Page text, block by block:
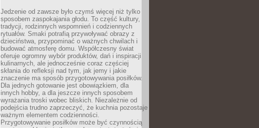
Jedzenie od zawsze było czymś więcej niż tylko
sposobem zaspokajania głodu. To część kultury,
tradycji, rodzinnych wspomnień i codziennych
rytuałów. Smaki potrafią przywoływać obrazy z
dzieciństwa, przypominać o ważnych chwilach i
budować atmosferę domu. Współczesny świat
oferuje ogromny wybór produktów, dań i inspiracji
kulinarnych, ale jednocześnie coraz częściej
skłania do refleksji nad tym, jak jemy i jakie
znaczenie ma sposób przygotowywania posiłków.
Dla jednych gotowanie jest obowiązkiem, dla
innych hobby, a dla jeszcze innych sposobem
wyrażania troski wobec bliskich. Niezależnie od
podejścia trudno zaprzeczyć, że kuchnia pozostaje
ważnym elementem codzienności.
Przygotowywanie posiłków może być czynnością